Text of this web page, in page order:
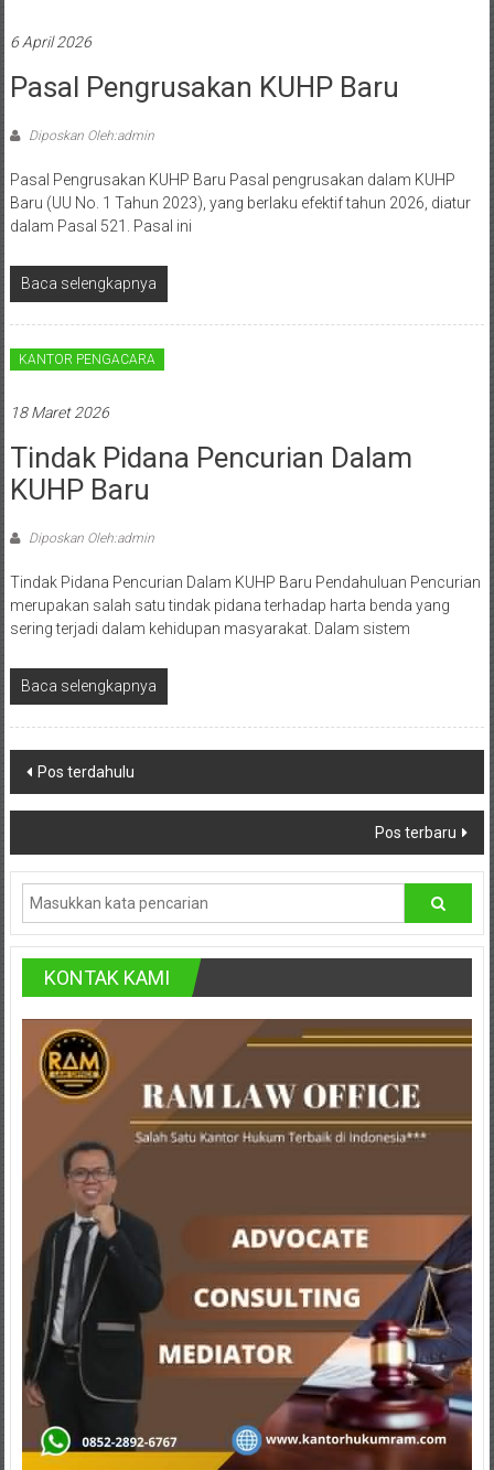
Hukum
/
Office
/
Law
Firm
Kantor
Di
Jogja,
Lawyer,
Advokat,
Pengacara
Sleman,
Bantul,
Wonosari,
Klaten,
Semarang,
Jakarta,
Surakarta,
Sukoharjo,
Mungkid,
Purworejo,
Daerah
Istimewa
Yogyakarta,
Makassar,
Denpasar,
Salatiga,
Ungaran,
Pontianak,
Bandung,
Kendari,
Riau,
Pekanbaru,
Bengkulu,
Mukomuko,
Gunung
Kidul,
Kulon
Progo,
Balikpapan,
6 April 2026
Pasal Pengrusakan KUHP Baru
Diposkan Oleh:admin
Pasal Pengrusakan KUHP Baru Pasal pengrusakan dalam KUHP
Baru (UU No. 1 Tahun 2023), yang berlaku efektif tahun 2026, diatur
dalam Pasal 521. Pasal ini
Baca selengkapnya
KANTOR PENGACARA
18 Maret 2026
Tindak Pidana Pencurian Dalam
KUHP Baru
Diposkan Oleh:admin
Tindak Pidana Pencurian Dalam KUHP Baru Pendahuluan Pencurian
merupakan salah satu tindak pidana terhadap harta benda yang
sering terjadi dalam kehidupan masyarakat. Dalam sistem
Baca selengkapnya
Navigasi
pos
Pos terdahulu
Pos terbaru
KONTAK KAMI